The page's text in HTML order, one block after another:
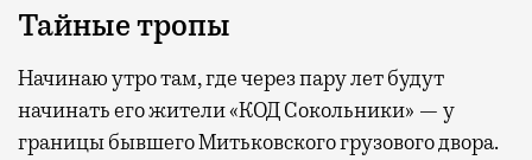
Тайные тропы
Начинаю утро там, где через пару лет будут
начинать его жители «КОД Сокольники» — у
границы бывшего Митьковского грузового двора.